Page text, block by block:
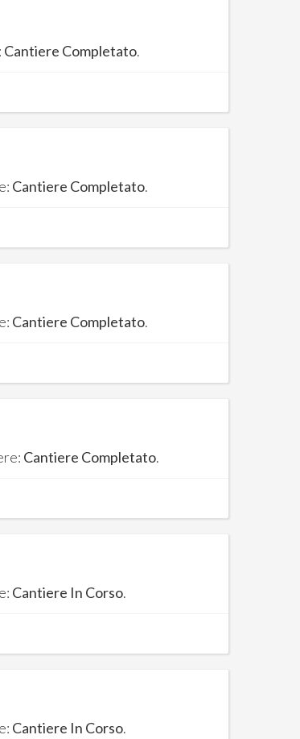
Cantiere Completato.
Cantiere Completato.
Cantiere Completato.
Cantiere Completato.
Cantiere In Corso.
Cantiere In Corso.